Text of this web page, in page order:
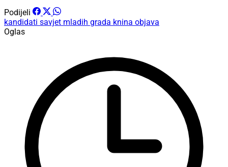
Podijeli
kandidati savjet mladih grada knina objava
Oglas